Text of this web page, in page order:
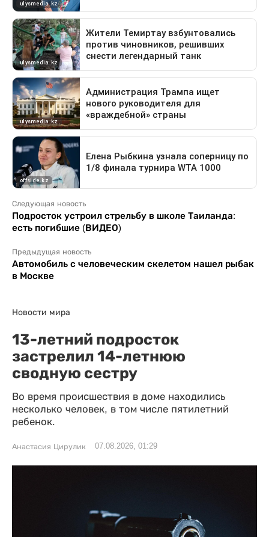
Следующая новость
Подросток устроил стрельбу в школе Таиланда:
есть погибшие (ВИДЕО)
Предыдущая новость
Автомобиль с человеческим скелетом нашел рыбак
в Москве
Новости мира
13-летний подросток
застрелил 14-летнюю
сводную сестру
Во время происшествия в доме находились
несколько человек, в том числе пятилетний
ребенок.
Анастасия Цирулик 07.08.2026, 01:29